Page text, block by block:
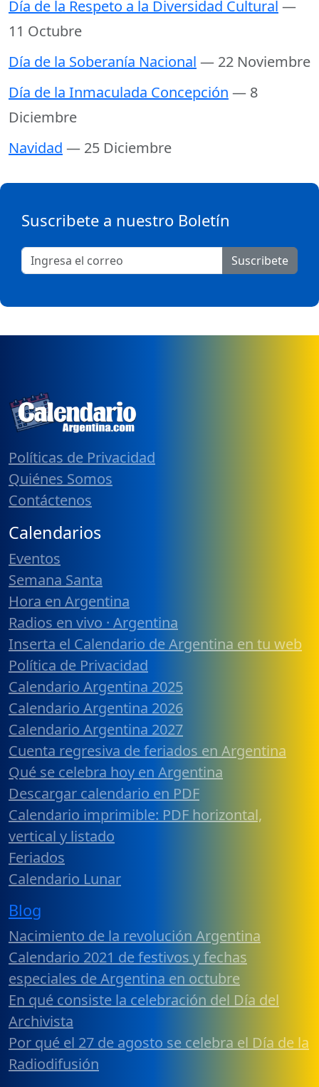
Día de la Respeto a la Diversidad Cultural —
11 Octubre
Día de la Soberanía Nacional — 22 Noviembre
Día de la Inmaculada Concepción — 8
Diciembre
Navidad — 25 Diciembre
Suscribete a nuestro Boletín
Suscribete
Políticas de Privacidad
Quiénes Somos
Contáctenos
Calendarios
Eventos
Semana Santa
Hora en Argentina
Radios en vivo · Argentina
Inserta el Calendario de Argentina en tu web
Política de Privacidad
Calendario Argentina 2025
Calendario Argentina 2026
Calendario Argentina 2027
Cuenta regresiva de feriados en Argentina
Qué se celebra hoy en Argentina
Descargar calendario en PDF
Calendario imprimible: PDF horizontal,
vertical y listado
Feriados
Calendario Lunar
Blog
Nacimiento de la revolución Argentina
Calendario 2021 de festivos y fechas
especiales de Argentina en octubre
En qué consiste la celebración del Día del
Archivista
Por qué el 27 de agosto se celebra el Día de la
Radiodifusión